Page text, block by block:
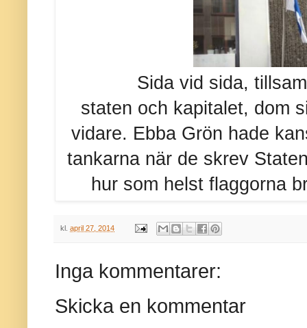
Sida vid sida,
staten och kapitalet, dom
vidare. Ebba Grön hade
tankarna när de skrev
hur som helst flaggorna
kl. april 27, 2014
Inga kommentarer:
Skicka en kommentar